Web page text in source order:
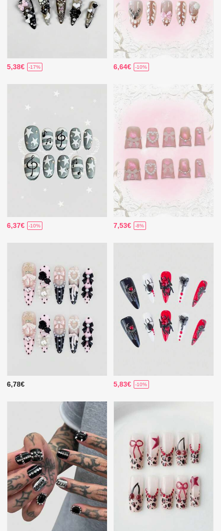
5,38€ -17% 6,64€ -10%
6,37€ -10% 7,53€ -8%
6,78€ 5,83€ -10%